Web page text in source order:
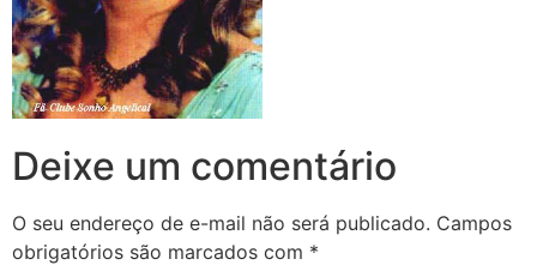
Deixe um comentário
O seu endereço de e-mail não será publicado. Campos
obrigatórios são marcados com *